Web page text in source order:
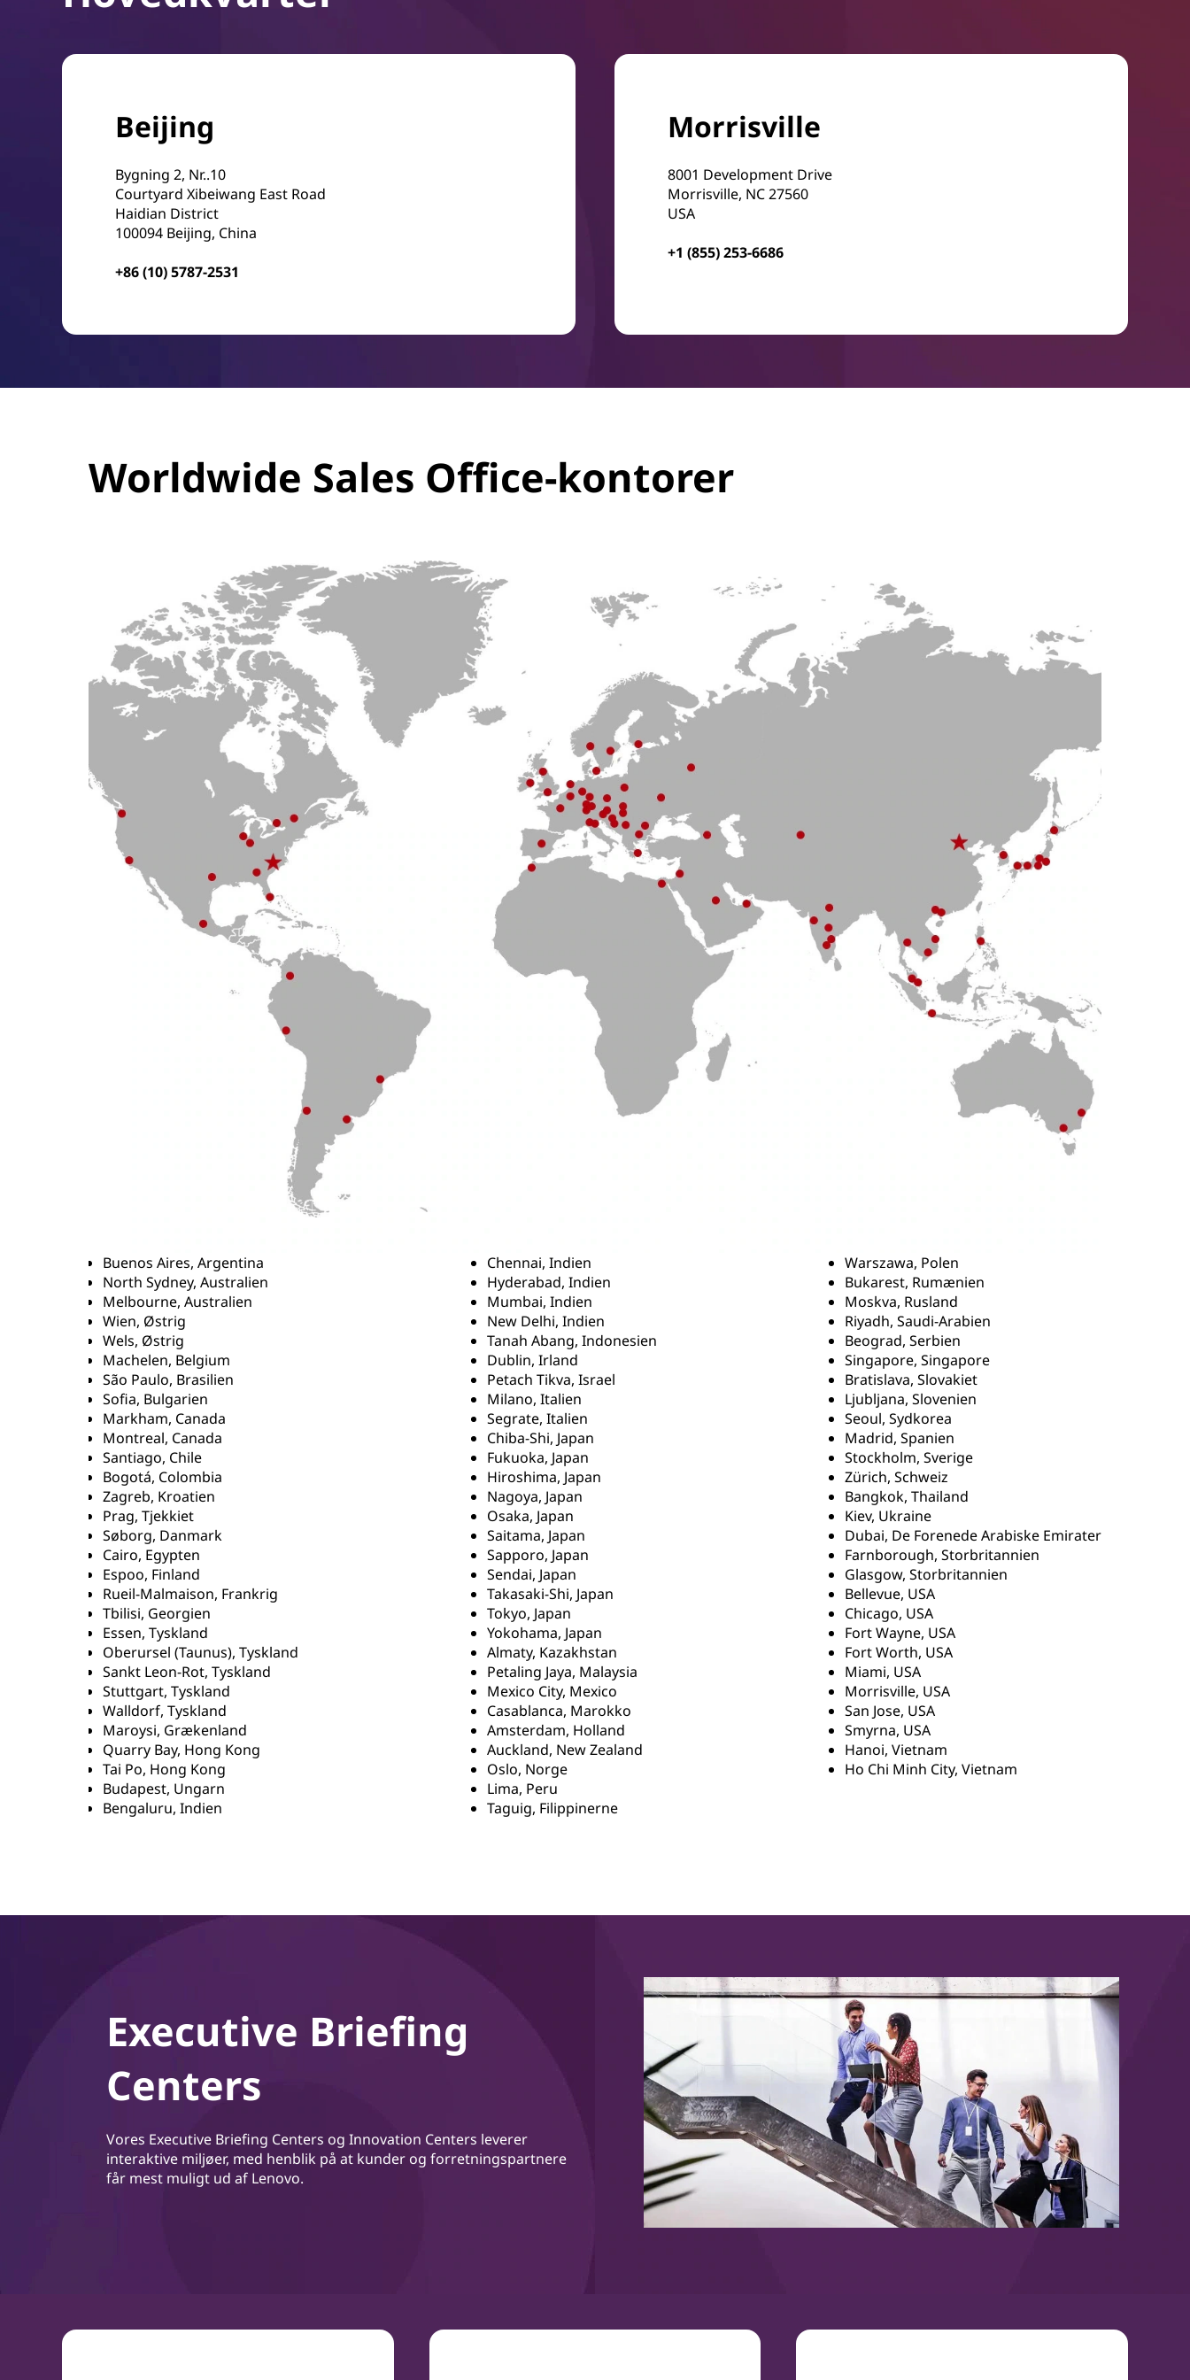
Beijing
Bygning 2, Nr..10
Courtyard Xibeiwang East Road
Haidian District
100094 Beijing, China
+86 (10) 5787-2531
Morrisville
8001 Development Drive
Morrisville, NC 27560
USA
+1 (855) 253-6686
Worldwide Sales Office-kontorer
Buenos Aires, Argentina
North Sydney, Australien
Melbourne, Australien
Wien, Østrig
Wels, Østrig
Machelen, Belgium
São Paulo, Brasilien
Sofia, Bulgarien
Markham, Canada
Montreal, Canada
Santiago, Chile
Bogotá, Colombia
Zagreb, Kroatien
Prag, Tjekkiet
Søborg, Danmark
Cairo, Egypten
Espoo, Finland
Rueil-Malmaison, Frankrig
Tbilisi, Georgien
Essen, Tyskland
Oberursel (Taunus), Tyskland
Sankt Leon-Rot, Tyskland
Stuttgart, Tyskland
Walldorf, Tyskland
Maroysi, Grækenland
Quarry Bay, Hong Kong
Tai Po, Hong Kong
Budapest, Ungarn
Bengaluru, Indien
Chennai, Indien
Hyderabad, Indien
Mumbai, Indien
New Delhi, Indien
Tanah Abang, Indonesien
Dublin, Irland
Petach Tikva, Israel
Milano, Italien
Segrate, Italien
Chiba-Shi, Japan
Fukuoka, Japan
Hiroshima, Japan
Nagoya, Japan
Osaka, Japan
Saitama, Japan
Sapporo, Japan
Sendai, Japan
Takasaki-Shi, Japan
Tokyo, Japan
Yokohama, Japan
Almaty, Kazakhstan
Petaling Jaya, Malaysia
Mexico City, Mexico
Casablanca, Marokko
Amsterdam, Holland
Auckland, New Zealand
Oslo, Norge
Lima, Peru
Taguig, Filippinerne
Warszawa, Polen
Bukarest, Rumænien
Moskva, Rusland
Riyadh, Saudi-Arabien
Beograd, Serbien
Singapore, Singapore
Bratislava, Slovakiet
Ljubljana, Slovenien
Seoul, Sydkorea
Madrid, Spanien
Stockholm, Sverige
Zürich, Schweiz
Bangkok, Thailand
Kiev, Ukraine
Dubai, De Forenede Arabiske Emirater
Farnborough, Storbritannien
Glasgow, Storbritannien
Bellevue, USA
Chicago, USA
Fort Wayne, USA
Fort Worth, USA
Miami, USA
Morrisville, USA
San Jose, USA
Smyrna, USA
Hanoi, Vietnam
Ho Chi Minh City, Vietnam
Executive Briefing
Centers
Vores Executive Briefing Centers og Innovation Centers leverer
interaktive miljøer, med henblik på at kunder og forretningspartnere
får mest muligt ud af Lenovo.